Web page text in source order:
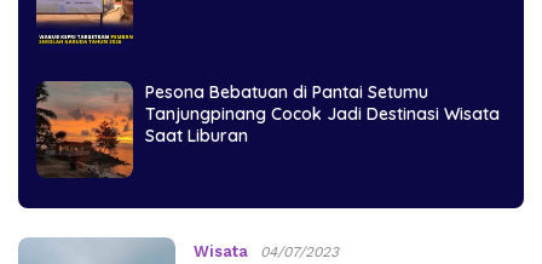
Pesona Bebatuan di Pantai Setumu
Tanjungpinang Cocok Jadi Destinasi Wisata
Saat Liburan
Wisata 04/07/2023